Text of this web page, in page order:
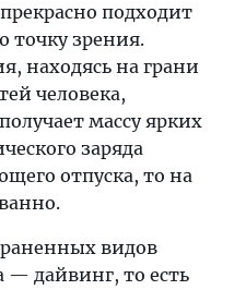
подходит
точку зрения.
находясь на грани
человека,
массу ярких
заряда
отпуска, то на
видов
— дайвинг, то есть